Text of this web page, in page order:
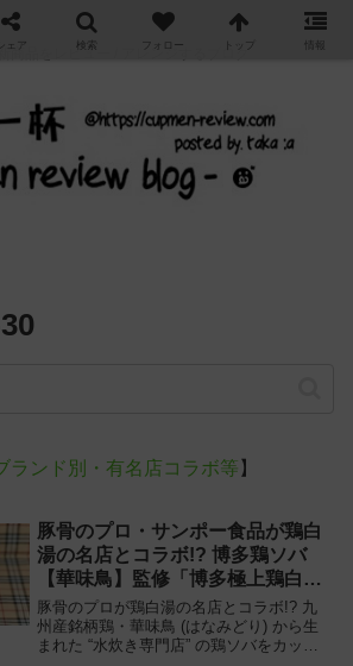
商品をレビュー / アレンジするブログ
ランド別・有名店コラボ等 】
豚骨のプロ・サンポー食品が鶏白
湯の名店とコラボ!? 博多鶏ソバ
【華味鳥】監修「博多極上鶏白湯
ソバ」新発売!!
豚骨のプロが鶏白湯の名店とコラボ!? 九
州産銘柄鶏・華味鳥 (はなみどり) から生
まれた “水炊き専門店” の鶏ソバをカップ
シェア 検索 フォロー トップ 情報